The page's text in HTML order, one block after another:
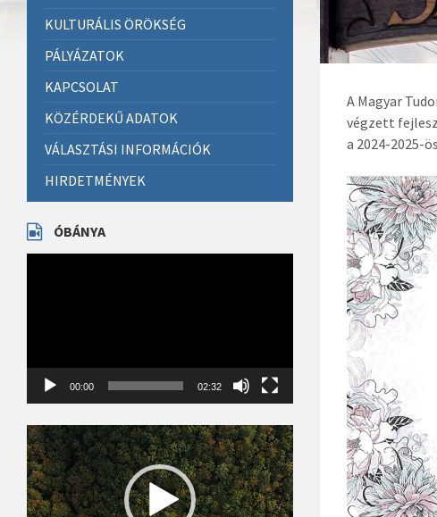
A Magyar
végzett
a 2024-2025-
KULTURÁLIS ÖRÖKSÉG
PÁLYÁZATOK
KAPCSOLAT
KÖZÉRDEKŰ ADATOK
VÁLASZTÁSI INFORMÁCIÓK
HIRDETMÉNYEK
ÓBÁNYA
00:00 02:32
Videólejátszó